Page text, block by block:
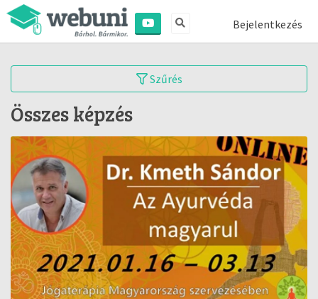
Bejelentkezés
Szűrés
Összes képzés